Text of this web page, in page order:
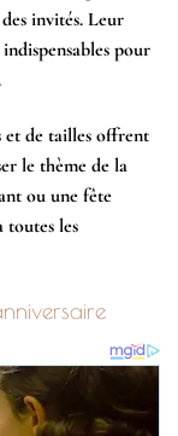
invités. Leur
pour
et de tailles offrent
le thème de la
ou une fête
toutes les